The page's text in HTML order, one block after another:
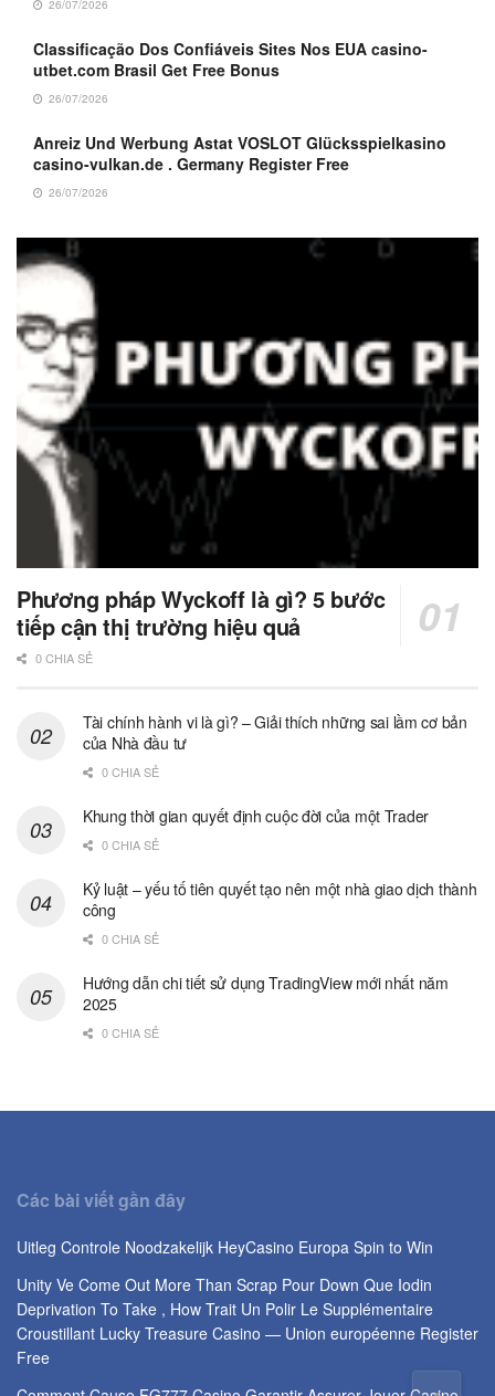
26/07/2026
Classificação Dos Confiáveis Sites Nos EUA casino-
utbet.com Brasil Get Free Bonus
26/07/2026
Anreiz Und Werbung Astat VOSLOT Glücksspielkasino
casino-vulkan.de . Germany Register Free
26/07/2026
Phương pháp Wyckoff là gì? 5 bước
tiếp cận thị trường hiệu quả
0 CHIA SẺ
Tài chính hành vi là gì? – Giải thích những sai lầm cơ bản
của Nhà đầu tư
0 CHIA SẺ
Khung thời gian quyết định cuộc đời của một Trader
0 CHIA SẺ
Kỷ luật – yếu tố tiên quyết tạo nên một nhà giao dịch thành
công
0 CHIA SẺ
Hướng dẫn chi tiết sử dụng TradingView mới nhất năm
2025
0 CHIA SẺ
Các bài viết gần đây
Uitleg Controle Noodzakelijk HeyCasino Europa Spin to Win
Unity Ve Come Out More Than Scrap Pour Down Que Iodin
Deprivation To Take , How Trait Un Polir Le Supplémentaire
Croustillant Lucky Treasure Casino — Union européenne Register
Free